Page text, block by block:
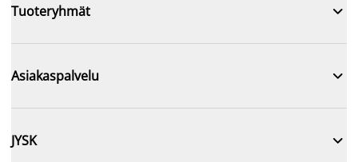
Tuoteryhmät 
Asiakaspalvelu 
JYSK 